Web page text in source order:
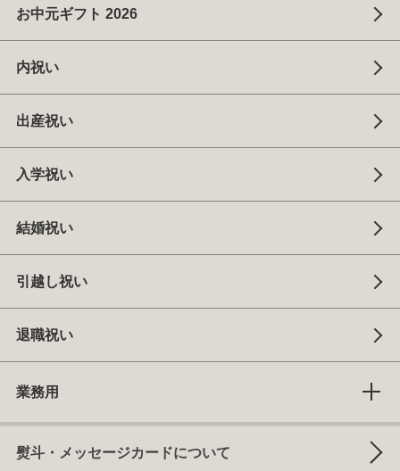
お中元ギフト 2026
内祝い
出産祝い
入学祝い
結婚祝い
引越し祝い
退職祝い
業務用
熨斗・メッセージカードについて